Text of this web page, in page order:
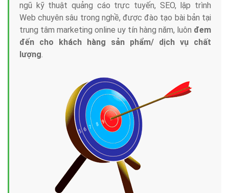
ngũ kỹ thuật quảng cáo trực tuyến, SEO, lập trình
Web chuyên sâu trong nghề, được đào tạo bài bản tại
trung tâm marketing online uy tín hàng năm, luôn đem
đến cho khách hàng sản phẩm/ dịch vụ chất
lượng.